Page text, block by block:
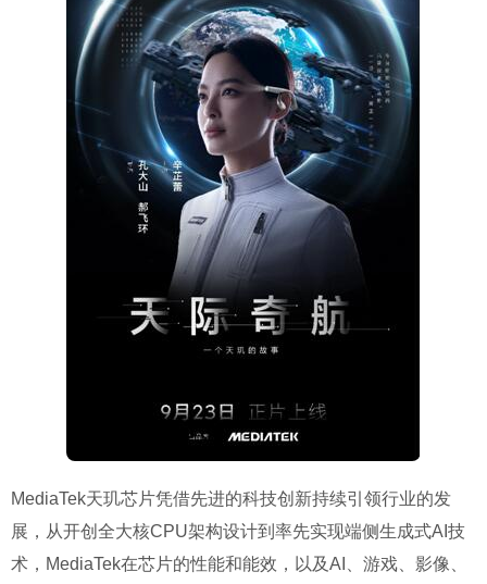
MediaTek天玑芯片凭借先进的科技创新持续引领行业的发
展，从开创全大核CPU架构设计到率先实现端侧生成式AI技
术，MediaTek在芯片的性能和能效，以及AI、游戏、影像、